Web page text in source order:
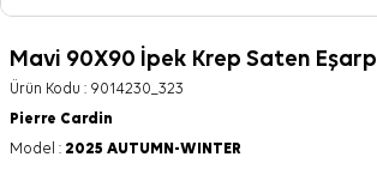
Mavi 90X90 İpek Krep Saten Eşarp
Ürün Kodu : 9014230_323
Pierre Cardin
Model : 2025 AUTUMN-WINTER